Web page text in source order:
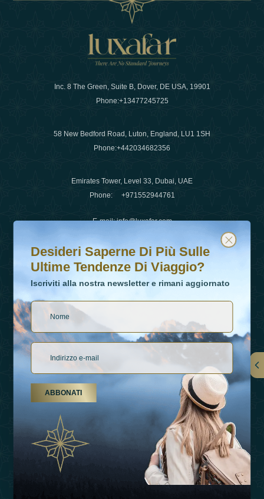
Inc. 8 The Green, Suite B, Dover, DE USA, 19901
Phone:+13477245725
58 New Bedford Road, Luton, England, LU1 1SH
Phone:+442034682356
Emirates Tower, Level 33, Dubai, UAE
Phone: +971552944761
E-mail:info@luxafar.com
WhatsApp No
+442034682356
Collegamenti
Esperienza
Desideri saperne di più sulle ultime tendenze di viaggio?
Iscriviti alla nostra newsletter e rimani aggiornato
Desideri Saperne Di Più Sulle
Ultime Tendenze Di Viaggio?
Iscriviti alla nostra newsletter e rimani aggiornato
ABBONATI